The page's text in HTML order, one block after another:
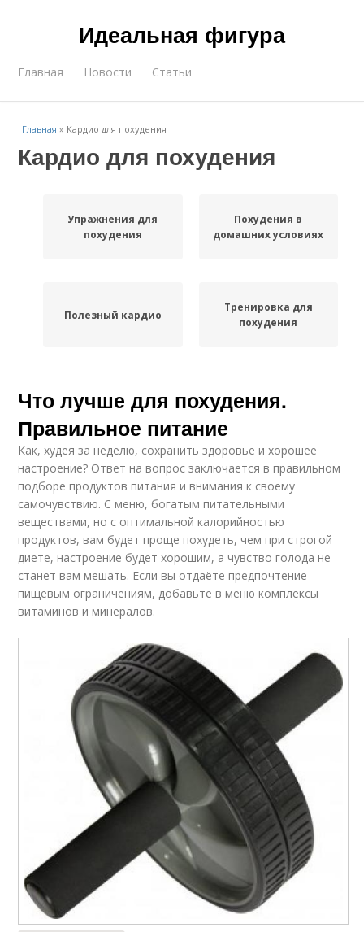
Идеальная фигура
Главная Новости Статьи
Главная » Кардио для похудения
Кардио для похудения
Упражнения для
похудения
Похудения в
домашних условиях
Полезный кардио
Тренировка для
похудения
Что лучше для похудения.
Правильное питание
Как, худея за неделю, сохранить здоровье и хорошее
настроение? Ответ на вопрос заключается в правильном
подборе продуктов питания и внимания к своему
самочувствию. С меню, богатым питательными
веществами, но с оптимальной калорийностью
продуктов, вам будет проще похудеть, чем при строгой
диете, настроение будет хорошим, а чувство голода не
станет вам мешать. Если вы отдаёте предпочтение
пищевым ограничениям, добавьте в меню комплексы
витаминов и минералов.